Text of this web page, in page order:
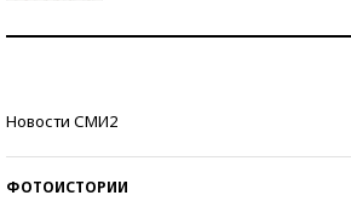
Новости СМИ2
ФОТОИСТОРИИ